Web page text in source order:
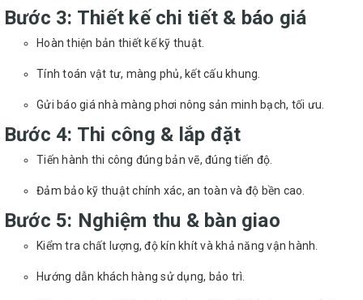
Bước 3: Thiết kế chi tiết & báo giá
Hoàn thiện bản thiết kế kỹ thuật.
Tính toán vật tư, màng phủ, kết cấu khung.
Gửi báo giá nhà màng phơi nông sản minh bạch, tối ưu.
Bước 4: Thi công & lắp đặt
Tiến hành thi công đúng bản vẽ, đúng tiến độ.
Đảm bảo kỹ thuật chính xác, an toàn và độ bền cao.
Bước 5: Nghiệm thu & bàn giao
Kiểm tra chất lượng, độ kín khít và khả năng vận hành.
Hướng dẫn khách hàng sử dụng, bảo trì.